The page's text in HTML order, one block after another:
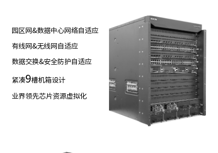
园区网&数据中心网络自适应
有线网&无线网自适应
数据交换&安全防护自适应
紧凑9槽机箱设计
业界领先芯片资源虚拟化